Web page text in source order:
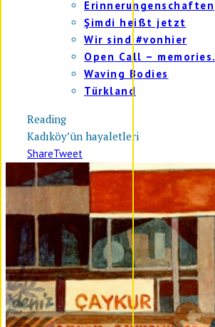
Erinnerungenschaften
Şimdi heißt jetzt
Wir sind #vonhier
Open Call – memories.
Waving Bodies
Türkland
Reading
Kadıköy’ün hayaletleri
ShareTweet